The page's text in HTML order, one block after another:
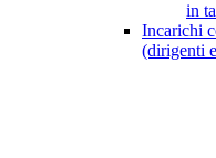
in
Incarichi
(dirigenti